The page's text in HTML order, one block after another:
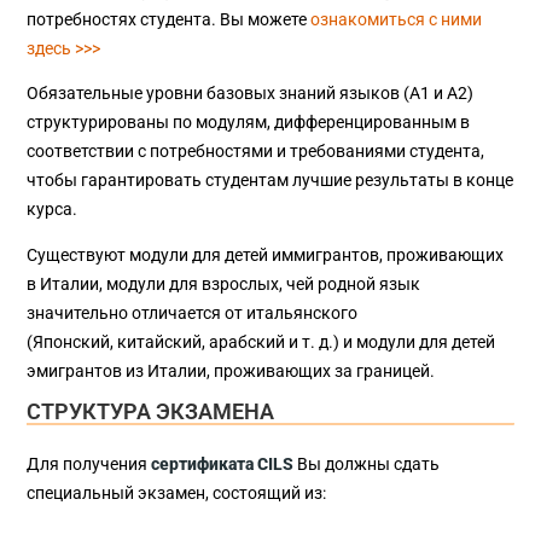
потребностях студента. Вы можетеознакомиться с ними
здесь >>>
Обязательные уровни базовых знаний языков (А1 и А2)
структурированы по модулям, дифференцированным в
соответствии с потребностями и требованиями студента,
чтобы гарантировать студентам лучшие результаты в конце
курса.
Существуют модули для детей иммигрантов, проживающих
в Италии, модули для взрослых, чей родной язык
значительно отличается от итальянского
(Японский, китайский, арабский и т. д.) и модули для детей
эмигрантов из Италии, проживающих за границей.
СТРУКТУРА ЭКЗАМЕНА
Для получения сертификата CILS Вы должны сдать
специальный экзамен, состоящий из: